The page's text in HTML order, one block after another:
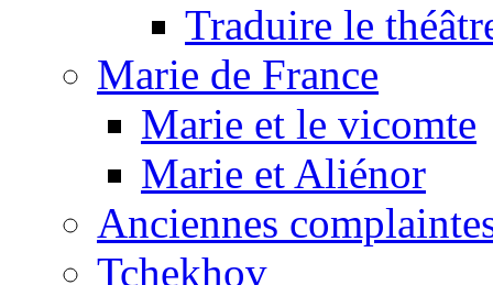
Traduire le
Marie de France
Marie et le vicomte
Marie et Aliénor
Anciennes
Tchekhov